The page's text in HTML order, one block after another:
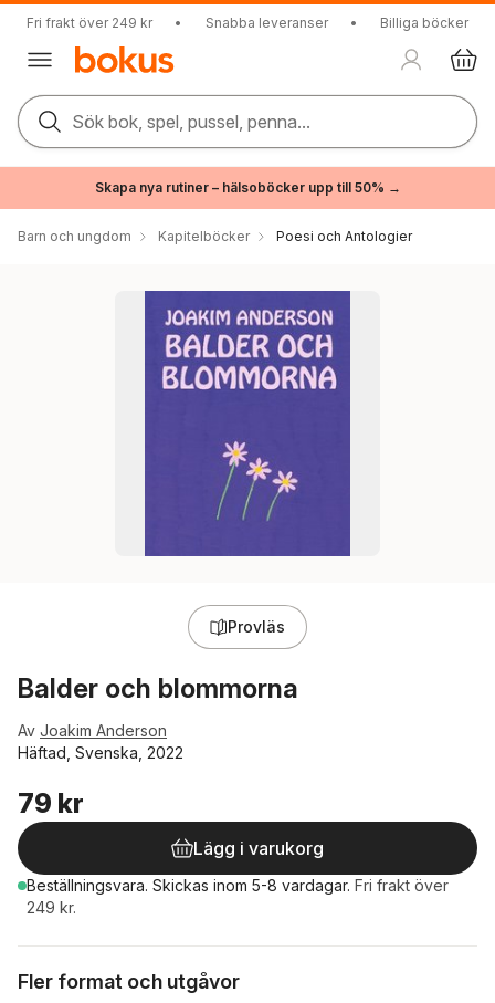
Fri frakt över 249 kr • Snabba leveranser • Billiga böcker
Sök bok, spel, pussel, penna...
Skapa nya rutiner – hälsoböcker upp till 50% →
Barn och ungdom Kapitelböcker Poesi och Antologier
Provläs
Balder och blommorna
Av Joakim Anderson
Häftad, Svenska, 2022
79 kr
Lägg i varukorg
Beställningsvara. Skickas inom 5-8 vardagar. Fri frakt över
249 kr.
Fler format och utgåvor